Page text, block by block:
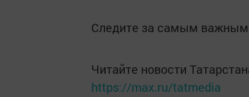
Следите за самым
Читайте новости
https://max.ru/tatmedia